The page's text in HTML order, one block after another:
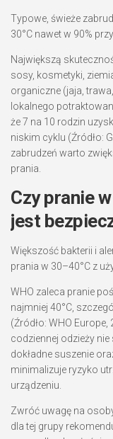
Typowe, świeże
30°C nawet w 90%
Największą
sosy, kosmetyki,
organiczne (jaja,
lokalnego
że 7 na 10 rodzin
niskim cyklu (Źródło:
zabrudzeń warto
prania.
Czy pranie
jest
Większość bakterii i
prania w 30–40°C z
WHO zaleca pranie
najmniej 40°C,
(Źródło: WHO
codziennej odzieży
dokładne suszenie
minimalizuje ryzyko
urządzeniu.
Zwróć uwagę na
dla tej grupy